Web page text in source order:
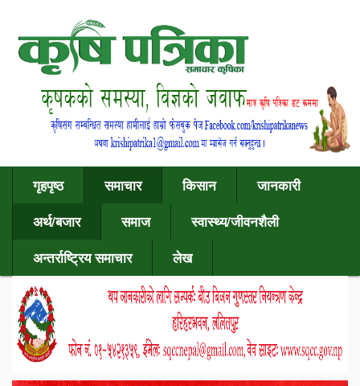
गृहपृष्ठ समाचार किसान
जानकारी
अर्थ/बजार
समाज
स्वास्थ्य/जीवनशैली
अन्तर्राष्ट्रिय समाचार
लेख